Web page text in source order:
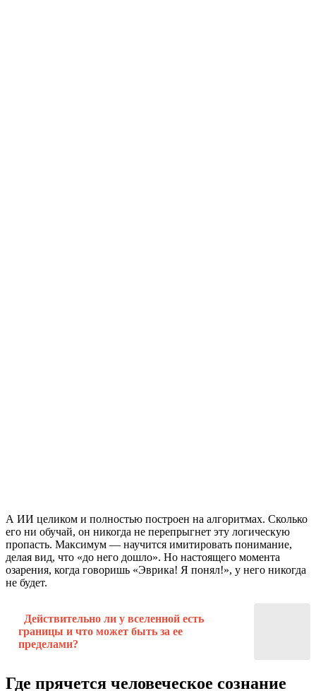
А ИИ целиком и полностью построен на алгоритмах. Сколько
его ни обучай, он никогда не перепрыгнет эту логическую
пропасть. Максимум — научится имитировать понимание,
делая вид, что «до него дошло». Но настоящего момента
озарения, когда говоришь «Эврика! Я понял!», у него никогда
не будет.
Действительно ли у вселенной есть
границы и что может быть за ее
пределами?
Где прячется человеческое сознание